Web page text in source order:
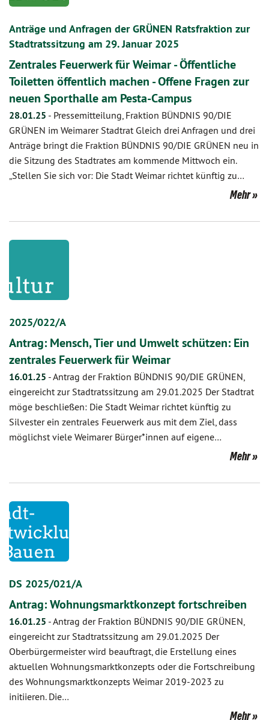
Anträge und Anfragen der GRÜNEN Ratsfraktion zur
Stadtratssitzung am 29. Januar 2025
Zentrales Feuerwerk für Weimar - Öffentliche
Toiletten öffentlich machen - Offene Fragen zur
neuen Sporthalle am Pesta-Campus
28.01.25 - Pressemitteilung, Fraktion BÜNDNIS 90/DIE
GRÜNEN im Weimarer Stadtrat Gleich drei Anfragen und drei
Anträge bringt die Fraktion BÜNDNIS 90/DIE GRÜNEN neu in
die Sitzung des Stadtrates am kommende Mittwoch ein.
„Stellen Sie sich vor: Die Stadt Weimar richtet künftig zu…
Mehr
2025/022/A
Antrag: Mensch, Tier und Umwelt schützen: Ein
zentrales Feuerwerk für Weimar
16.01.25 -Antrag der Fraktion BÜNDNIS 90/DIE GRÜNEN,
eingereicht zur Stadtratssitzung am 29.01.2025 Der Stadtrat
möge beschließen: Die Stadt Weimar richtet künftig zu
Silvester ein zentrales Feuerwerk aus mit dem Ziel, dass
möglichst viele Weimarer Bürger*innen auf eigene…
Mehr
DS 2025/021/A
Antrag: Wohnungsmarktkonzept fortschreiben
16.01.25 -Antrag der Fraktion BÜNDNIS 90/DIE GRÜNEN,
eingereicht zur Stadtratssitzung am 29.01.2025 Der
Oberbürgermeister wird beauftragt, die Erstellung eines
aktuellen Wohnungsmarktkonzepts oder die Fortschreibung
des Wohnungsmarktkonzepts Weimar 2019-2023 zu
initiieren. Die…
Mehr